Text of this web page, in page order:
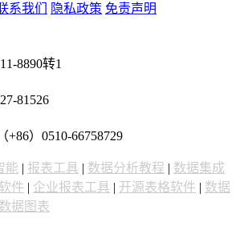
系我们 隐私政策 免责声明
8890转1
81526
+86）0510-66758729
能 | 报表工具 | 数据分析教程 | 数据集成
件 | 企业报表工具 | 开源表格软件 | 数据
据图表